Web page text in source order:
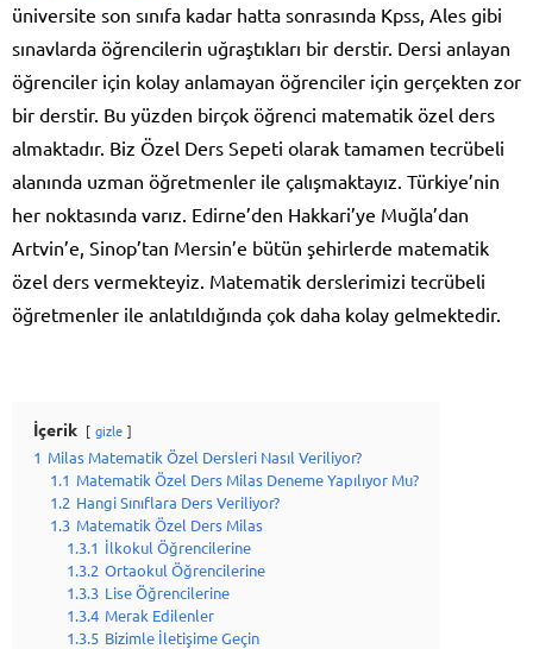
üniversite son sınıfa kadar hatta sonrasında Kpss, Ales gibi
sınavlarda öğrencilerin uğraştıkları bir derstir. Dersi anlayan
öğrenciler için kolay anlamayan öğrenciler için gerçekten zor
bir derstir. Bu yüzden birçok öğrenci matematik özel ders
almaktadır. Biz Özel Ders Sepeti olarak tamamen tecrübeli
alanında uzman öğretmenler ile çalışmaktayız. Türkiye’nin
her noktasında varız. Edirne’den Hakkari’ye Muğla’dan
Artvin’e, Sinop’tan Mersin’e bütün şehirlerde matematik
özel ders vermekteyiz. Matematik derslerimizi tecrübeli
öğretmenler ile anlatıldığında çok daha kolay gelmektedir.
İçerik gizle
1 Milas Matematik Özel Dersleri Nasıl Veriliyor?
1.1 Matematik Özel Ders Milas Deneme Yapılıyor Mu?
1.2 Hangi Sınıflara Ders Veriliyor?
1.3 Matematik Özel Ders Milas
1.3.1 İlkokul Öğrencilerine
1.3.2 Ortaokul Öğrencilerine
1.3.3 Lise Öğrencilerine
1.3.4 Merak Edilenler
1.3.5 Bizimle İletişime Geçin